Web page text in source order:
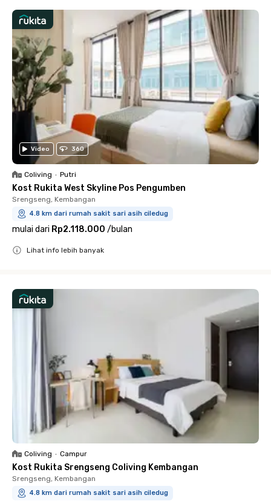
Video 360
Coliving • Putri
Kost Rukita West Skyline Pos Pengumben
Srengseng, Kembangan
4.8 km dari rumah sakit sari asih ciledug
mulai dari Rp2.118.000 /bulan
Lihat info lebih banyak
Coliving • Campur
Kost Rukita Srengseng Coliving Kembangan
Srengseng, Kembangan
4.8 km dari rumah sakit sari asih ciledug